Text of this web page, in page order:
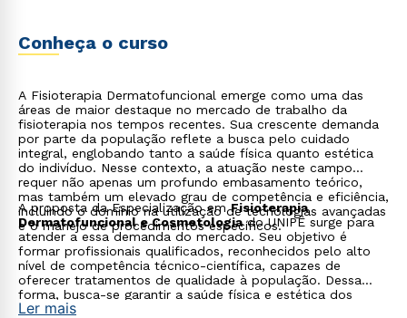
Conheça o curso
A Fisioterapia Dermatofuncional emerge como uma das
áreas de maior destaque no mercado de trabalho da
fisioterapia nos tempos recentes. Sua crescente demanda
por parte da população reflete a busca pelo cuidado
integral, englobando tanto a saúde física quanto estética
do indivíduo. Nesse contexto, a atuação neste campo
requer não apenas um profundo embasamento teórico,
mas também um elevado grau de competência e eficiência,
incluindo o domínio na utilização de tecnologias avançadas
e o manejo de procedimentos específicos.
A proposta da Especialização emFisioterapia
Dermatofuncional e Cosmetologiado UNIPÊ surge para
atender a essa demanda do mercado. Seu objetivo é
formar profissionais qualificados, reconhecidos pelo alto
nível de competência técnico-científica, capazes de
oferecer tratamentos de qualidade à população. Dessa
forma, busca-se garantir a saúde física e estética dos
usuários, contribuindo para o bem-estar e a qualidade de
Ler mais